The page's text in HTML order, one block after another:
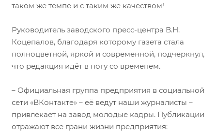
таком же темпе и с таким же качеством!
Руководитель заводского пресс-центра В.Н.
Коцепалов, благодаря которому газета стала
полноцветной, яркой и современной, подчеркнул,
что редакция идёт в ногу со временем.
– Официальная группа предприятия в социальной
сети «ВКонтакте» – её ведут наши журналисты –
привлекает на завод молодые кадры. Публикации
отражают все грани жизни предприятия: